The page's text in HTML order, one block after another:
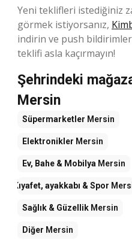
Yeni teklifleri istediğiniz
görmek istiyorsanız,
indirin ve push
teklifi asla kaçırmayın!
Şehrindeki
Mersin
Süpermarketler Mersin
Elektronikler Mersin
Ev, Bahe & Mobilya Mersin
Kıyafet, ayakkabı & Spor
Sağlık & Güzellik Mersin
Diğer Mersin